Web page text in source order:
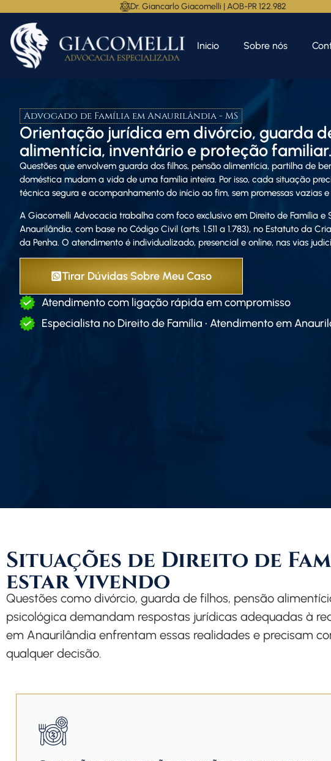
Dr. Giancarlo Giacomelli | AOB-PR 122.982
Inicio Sobre nós
Advogado de Família em Anaurilândia - MS
Orientação jurídica em divórcio, guarda
alimentícia, inventário e proteção familiar.
Questões que envolvem guarda dos filhos, pensão alimentícia, partilha de
doméstica mudam a vida de uma família inteira. Por isso, cada situação
técnica segura e acompanhamento do início ao fim, sem promessas vazias
A Giacomelli Advocacia trabalha com foco exclusivo em Direito de Família e
Anaurilândia, com base no Código Civil (arts. 1.511 a 1.783), no Estatuto da
da Penha. O atendimento é individualizado, presencial e online, nas vias
Tirar Dúvidas Sobre Meu Caso
Atendimento com ligação rápida em compromisso
Especialista no Direito de Família • Atendimento em
Situações de Direito de
estar vivendo
Questões como divórcio, guarda de filhos, pensão
psicológica demandam respostas jurídicas adequadas à
em Anaurilândia enfrentam essas realidades e precisam
qualquer decisão.